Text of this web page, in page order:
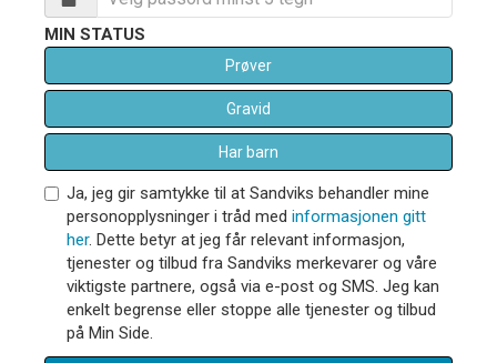
MIN STATUS
Prøver
Gravid
Har barn
Ja, jeg gir samtykke til at Sandviks behandler mine
personopplysninger i tråd med informasjonen gitt
her. Dette betyr at jeg får relevant informasjon,
tjenester og tilbud fra Sandviks merkevarer og våre
viktigste partnere, også via e-post og SMS. Jeg kan
enkelt begrense eller stoppe alle tjenester og tilbud
på Min Side.